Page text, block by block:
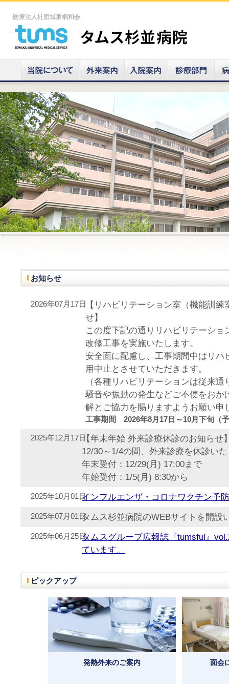
医療法人社団城東桐和会
お知らせ
2026年07月17日 【リハビリテーション室（機能訓
せ】
この度下記の通りリハビリテーショ
改修工事を実施いたします。
安全面に配慮し、工事期間中はリハ
用中止とさせていただきます。
（各種リハビリテーションは従来
騒音や振動の発生などご不便をおか
解とご協力を賜りますようお願い申
工事期間 2026年8月17日～10月下旬（
2025年12月17日【年末年始 外来診療休診のお知らせ
12/30～1/4の間、外来診療を休診い
年末受付：12/29(月) 17:00まで
年始受付：1/5(月) 8:30から
2025年10月01日インフルエンザ・コロナワクチン予
2025年07月01日タムス杉並病院のWEBサイトを開設
2025年06月25日タムスグループ広報誌『tumsful』
ています。
ピックアップ
発熱外来のご案内 面会